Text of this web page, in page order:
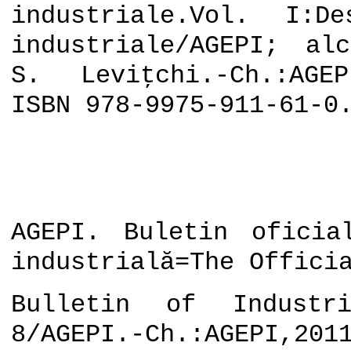
industriale.Vol.
industriale/AGEPI;
S. Leviţchi.-
ISBN 978-9975-911-61-
AGEPI. Buletin
industrială=The
Bulletin of
8/AGEPI.-